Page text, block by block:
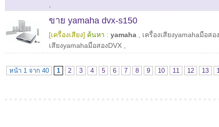
ขาย yamaha dvx-s150
[เครื่องเสียง] ค้นหา : yamaha
เครื่องเสียงyamahaมือสอ
เสียงyamahaมือสองDVX
หน้า 1 จาก 40 1 2 3 4 5 6 7 8 9 10 11 12 13